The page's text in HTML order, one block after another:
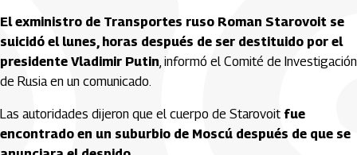
El exministro de Transportes ruso Roman Starovoit se
suicidó el lunes, horas después de ser destituido por el
presidente Vladimir Putin, informó el Comité de Investigación
de Rusia en un comunicado.
Las autoridades dijeron que el cuerpo de Starovoit fue
encontrado en un suburbio de Moscú después de que se